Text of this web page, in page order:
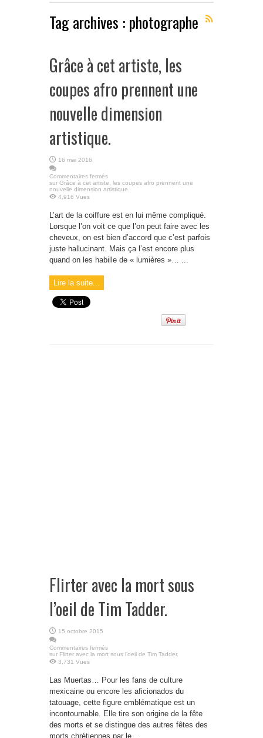
Tag archives : photographe
Grâce à cet artiste, les
coupes afro prennent une
nouvelle dimension
artistique.
16 mai 2016
Commentaires fermés
sur Grâce à cet artiste, les coupes afro prennent une
nouvelle dimension artistique.
4,916 Vues
L’art de la coiffure est en lui même compliqué.
Lorsque l’on voit ce que l’on peut faire avec les
cheveux, on est bien d’accord que c’est parfois
juste hallucinant. Mais ça l’est encore plus
quand on les habille de « lumières »… ...
Lire la suite...
Flirter avec la mort sous
l’oeil de Tim Tadder.
15 octobre 2015
Commentaires fermés
sur Flirter avec la mort sous l’oeil de Tim Tadder.
3,731 Vues
Las Muertas… Pour les fans de culture
mexicaine ou encore les aficionados du
tatouage, cette figure emblématique est un
incontournable. Elle tire son origine de la fête
des morts et se distingue des autres fêtes des
morts chrétiennes par le ...